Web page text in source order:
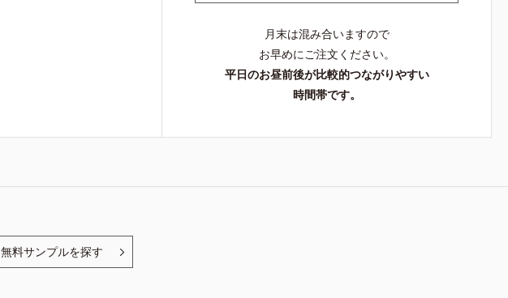
月末は混み合いますので
お早めにご注文ください。
平日のお昼前後が比較的つながりやすい
時間帯です。
無料サンプルを探す